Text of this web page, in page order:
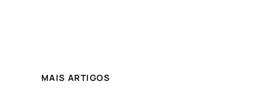
MAIS ARTIGOS